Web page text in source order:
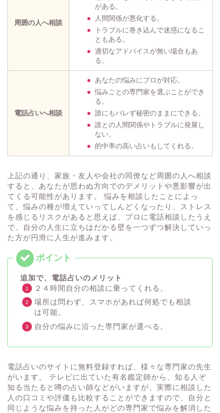
周囲の人へ相談
がある。
人間関係が悪化する。
トラブルに巻き込んで迷惑になるこ
ともある。
適切なアドバイスが無い場合もあ
る。
電話占いへ相談
あなたの悩みにプロが対応。
悩みごとの専門家を選ぶことができ
る。
誰にもバレず秘密のままにできる。
誰との人間関係やトラブルに発展し
ない。
的中率の高い占いもしてくれる。
上記の通り、家族・友人や会社の同僚など周囲の人へ相談
すると、あなたが思わぬ方向でのデメリットや悪影響が出
てくる可能性があります。 悩みを相談したことによっ
て、悩みの種が増えていってしんどくなったり、ストレス
を感じるリスクがあると思えば、プロに電話相談したうえ
で、自分の人生に立ちはだかる壁を一つずつ解決していっ
た方が円滑に人生が進みます。
追加で、電話占いのメリット
２４時間自分の相談に乗ってくれる。
場所は問わず、スマホがあれば何処でも相談
は可能。
自分の悩みに沿った専門家が選べる。
電話占いのサイトに無料登録すれば、様々な専門家の先生
がいます。 テレビに出ていた有名鑑定師から、知る人ぞ
知る当たると噂の占い師などがいますが、実際に相談した
人の口コミや評価も比較することができますので、自分と
同じような悩みを持った人がどの専門家で悩みを解消した